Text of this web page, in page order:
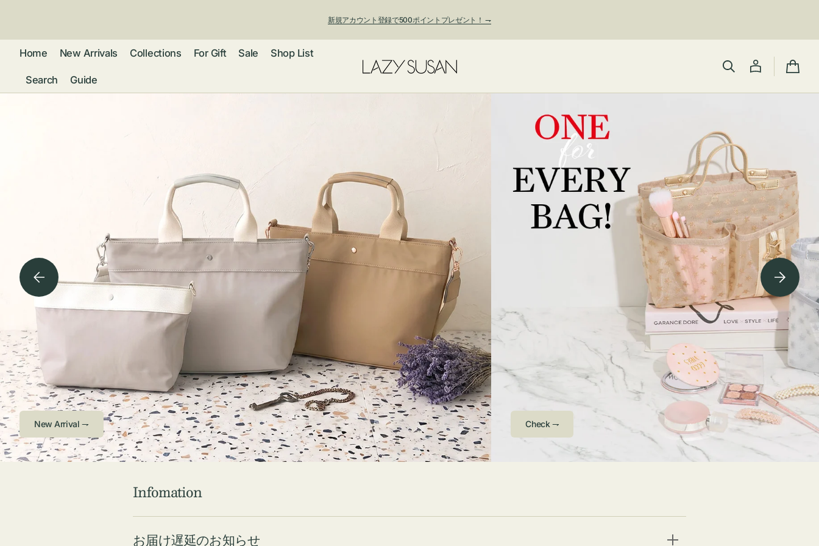
新規アカウント登録で500ポイントプレゼント！ ⇁
夏季休業および発送停止について
Home New Arrivals Collections
ブレスレット・
バングル
ブローチ
ショルダーバッ
スマートフォン
ポシェット
ハンドバッグ
ボストンバッグ
エコバッグ・サ
ブバッグ
ファッション
バッグチャー
ム・キーホルダ
ー
ウエア
扇子・ファン
ストール・ハッ
ト・グローブ
メガネ・サング
ラス・ルーペ
傘
ハンカチ・ソッ
クス
ウォレット・革
ポーチ ・ メガ
ネケース・マル
チケース他
コスメ
ジュエリーボッ
クス ・ケース
インテリア
For Gift Sale Shop List
Search Guide
カ
Check ⇁
Infomation
お届け遅延のお知らせ